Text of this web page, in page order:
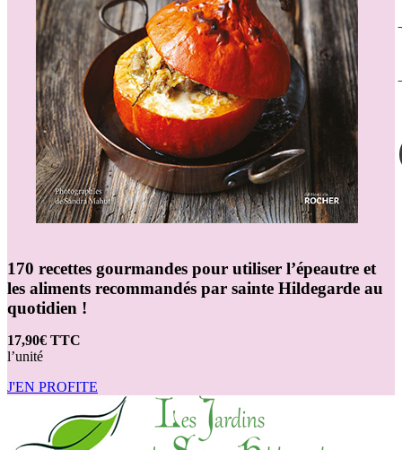
170 recettes gourmandes pour utiliser l’épeautre et
les aliments recommandés par sainte Hildegarde au
quotidien !
17,90€ TTC
l’unité
J'EN PROFITE